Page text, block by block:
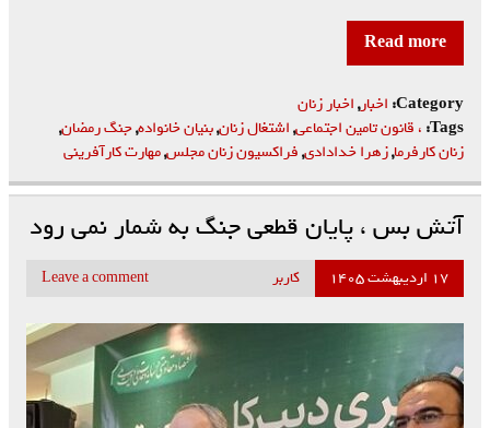
Read more
Category: اخبار,اخبار زنان
Tags: ، قانون تامین اجتماعی,اشتغال زنان,بنیان خانواده,جنگ رمضان,
زنان کارفرما,زهرا خدادادی,فراکسیون زنان مجلس,مهارت کارآفرینی
آتش بس ، پایان قطعی جنگ به شمار نمی رود
۱۷ اردیبهشت ۱۴۰۵ کاربر Leave a comment